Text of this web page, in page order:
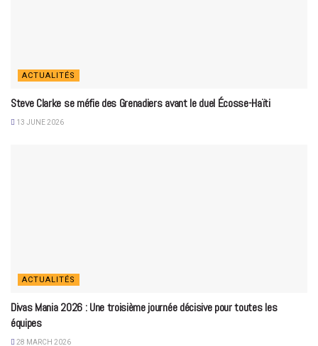
ACTUALITÉS
Steve Clarke se méfie des Grenadiers avant le duel Écosse-Haïti
13 JUNE 2026
ACTUALITÉS
Divas Mania 2026 : Une troisième journée décisive pour toutes les
équipes
28 MARCH 2026